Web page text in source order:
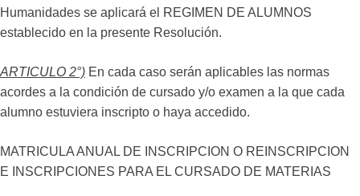
Humanidades se aplicará el REGIMEN DE ALUMNOS
establecido en la presente Resolución.
ARTICULO 2°) En cada caso serán aplicables las normas
acordes a la condición de cursado y/o examen a la que cada
alumno estuviera inscripto o haya accedido.
MATRICULA ANUAL DE INSCRIPCION O REINSCRIPCION
E INSCRIPCIONES PARA EL CURSADO DE MATERIAS